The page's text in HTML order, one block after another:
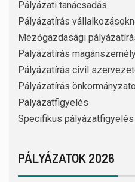
Pályázati tanácsadás
Pályázatírás
Mezőgazdasági
Pályázatírás
Pályázatírás civil
Pályázatírás
Pályázatfigyelés
Specifikus
PÁLYÁZATOK 2026